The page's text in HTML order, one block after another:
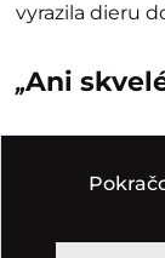
vyrazila dieru
„Ani